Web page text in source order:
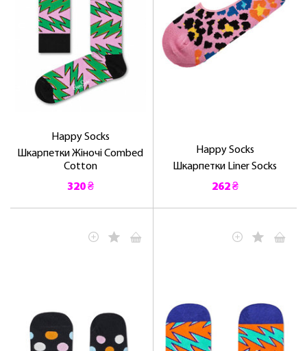
Happy Socks
Шкарпетки Жіночі Combed
Cotton
320 ₴
Happy Socks
Шкарпетки Liner Socks
262 ₴